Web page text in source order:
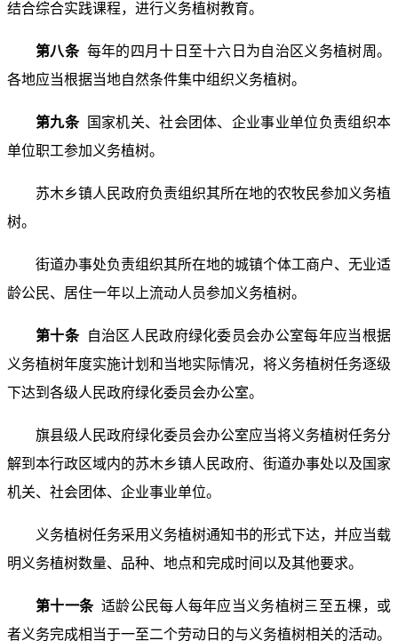
结合综合实践课程，进行义务植树教育。
第八条 每年的四月十日至十六日为自治区义务植树周。
各地应当根据当地自然条件集中组织义务植树。
第九条
国家机关、社会团体、企业事业单位负责组织本
单位职工参加义务植树。
苏木乡镇人民政府负责组织其所在地的农牧民参加义务植
树。
街道办事处负责组织其所在地的城镇个体工商户、无业适
龄公民、居住一年以上流动人员参加义务植树。
第十条 自治区人民政府绿化委员会办公室每年应当根据
义务植树年度实施计划和当地实际情况，将义务植树任务逐级
下达到各级人民政府绿化委员会办公室。
旗县级人民政府绿化委员会办公室应当将义务植树任务分
解到本行政区域内的苏木乡镇人民政府、街道办事处以及国家
机关、社会团体、企业事业单位。
义务植树任务采用义务植树通知书的形式下达，并应当载
明义务植树数量、品种、地点和完成时间以及其他要求。
第十一条 适龄公民每人每年应当义务植树三至五棵，或
者义务完成相当于一至二个劳动日的与义务植树相关的活动。